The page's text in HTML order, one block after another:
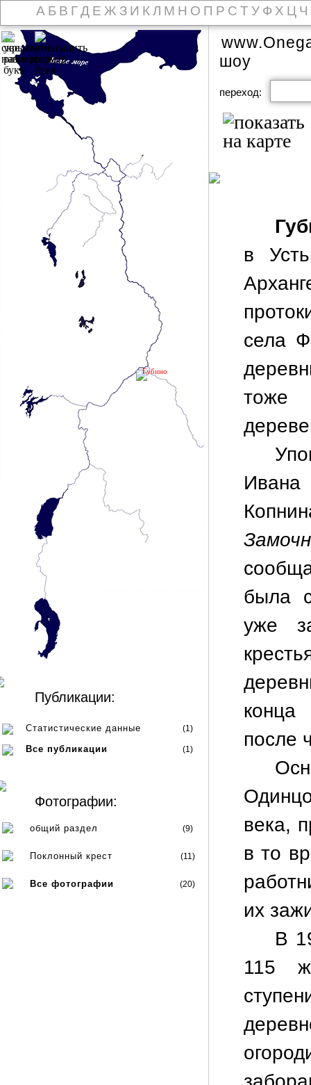
А Б В Г Д Е Ж З И К Л М Н О П Р С Т У Ф Х Ц Ч
Губино
Публикации:
Статистические данные (1)
Все публикации (1)
Фотографии:
общий раздел (9)
Поклонный крест (11)
Все фотографии (20)
шоу
переход:
в
села
тоже
была
уже
после
века,
в то
их
В
115